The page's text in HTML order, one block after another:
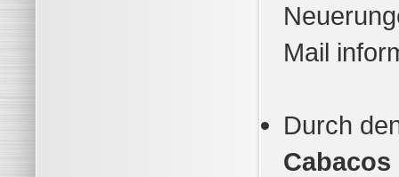
Mail
Durch
Cabacos